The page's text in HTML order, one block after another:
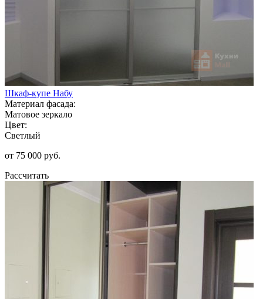
Шкаф-купе Набу
Материал фасада:
Матовое зеркало
Цвет:
Светлый
от 75 000 руб.
Рассчитать